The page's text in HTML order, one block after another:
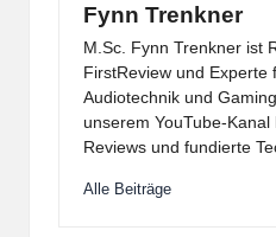
Fynn Trenkner
M.Sc. Fynn Trenkner ist
FirstReview und Experte
Audiotechnik und
unserem YouTube-
Reviews und fundierte
Alle Beiträge